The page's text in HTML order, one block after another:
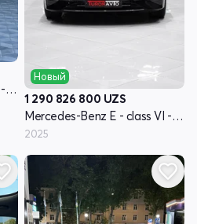
Mercedes-Benz E - class VI - поколение (W214, S214)
Новый
1 290 826 800 UZS
Mercedes-Benz E - class VI - поколение (W214, S214)
2025